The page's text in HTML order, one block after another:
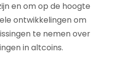
en om op de hoogte
ontwikkelingen om
te nemen over
in altcoins.